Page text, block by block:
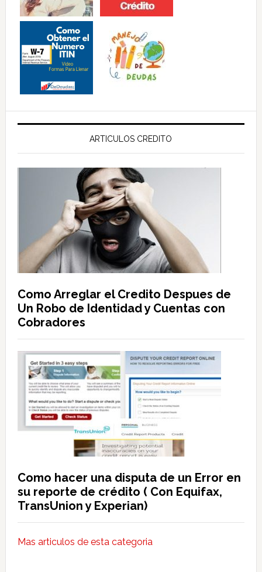
ARTICULOS CREDITO
Como Arreglar el Credito Despues de
Un Robo de Identidad y Cuentas con
Cobradores
Como hacer una disputa de un Error en
su reporte de crédito ( Con Equifax,
TransUnion y Experian)
Mas articulos de esta categoria